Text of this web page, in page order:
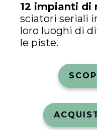
12 impianti di
sciatori seriali
loro luoghi di
le piste.